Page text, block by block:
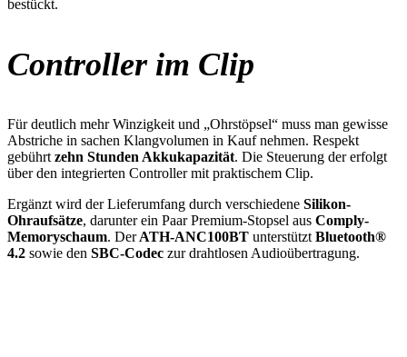
bestückt.
Controller im Clip
Für deutlich mehr Winzigkeit und „Ohrstöpsel“ muss man gewisse
Abstriche in sachen Klangvolumen in Kauf nehmen. Respekt
gebührt zehn Stunden Akkukapazität. Die Steuerung der erfolgt
über den integrierten Controller mit praktischem Clip.
Ergänzt wird der Lieferumfang durch verschiedene Silikon-
Ohraufsätze, darunter ein Paar Premium-Stopsel aus Comply-
Memoryschaum. DerATH-ANC100BT unterstützt Bluetooth®
4.2 sowie den SBC-Codec zur drahtlosen Audioübertragung.